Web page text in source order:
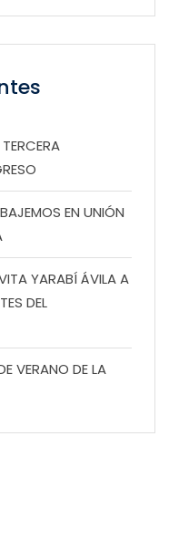
EN UNIÓN
YARABÍ ÁVILA A
DEL
VERANO DE LA